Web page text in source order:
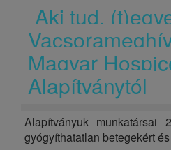
Aki tud,
Magyar
Alapítványtól
Alapítványuk
gyógyíthatatlan betegekért